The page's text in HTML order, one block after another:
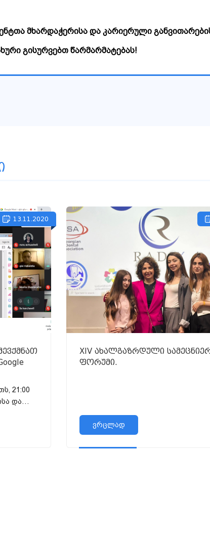
მხარდაჭერისა და კარიერული
გისურვებთ წარმარმატებას!
13.11.2020
21:00
და
XIV ახალგაზრდული
ფორუმი.
ვრცლად